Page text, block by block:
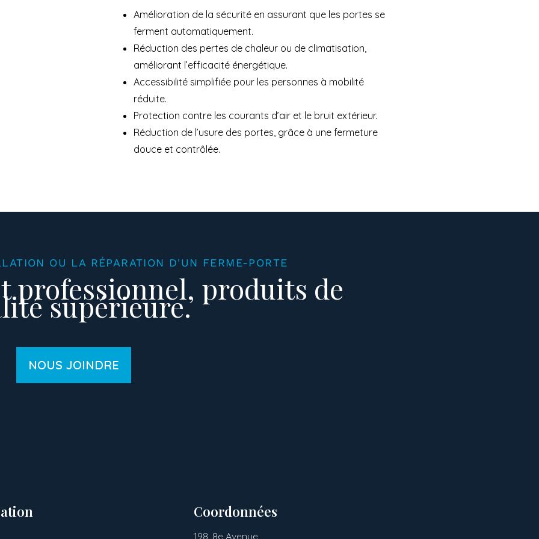
Amélioration de la sécurité en assurant que les portes se
ferment automatiquement.
Réduction des pertes de chaleur ou de climatisation,
améliorant l’efficacité énergétique.
Accessibilité simplifiée pour les personnes à mobilité
réduite.
Protection contre les courants d’air et le bruit extérieur.
Réduction de l’usure des portes, grâce à une fermeture
douce et contrôlée.
OU LA RÉPARATION D'UN FERME-PORTE
professionnel, produits de
supérieure.
NOUS JOINDRE
Coordonnées
198, 8e Avenue